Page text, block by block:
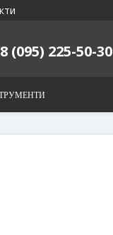
(095) 225-50-30